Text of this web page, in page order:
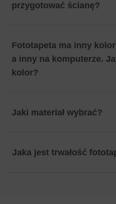
przygotować ścianę?
Fototapeta ma inny
a inny na komputerze.
kolor?
Jaki materiał wybrać?
Jaka jest trwałość